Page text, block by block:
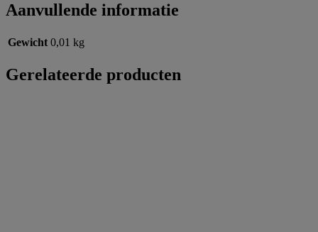
Aanvullende informatie
Gewicht 0,01 kg
Gerelateerde producten